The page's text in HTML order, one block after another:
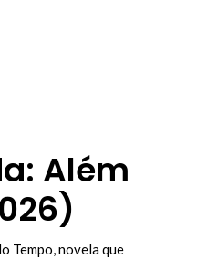
Além
Tempo, novela que